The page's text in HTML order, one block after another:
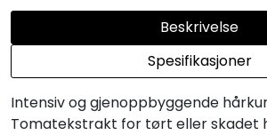
Beskrivelse
Spesifikasjoner
Intensiv og gjenoppbyggende
Tomatekstrakt for tørt eller skadet